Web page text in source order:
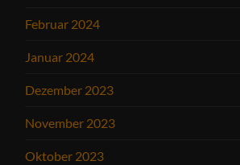
Februar 2024
Januar 2024
Dezember 2023
November 2023
Oktober 2023